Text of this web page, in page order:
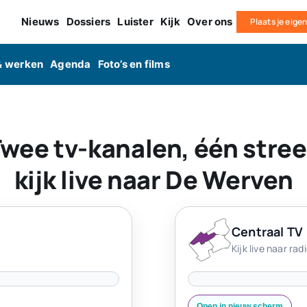
Nieuws Dossiers Luister Kijk Over ons Plaats je
werken Agenda Foto’s en films
tv-kanalen, één
kijk live naar De Werven
Centraal TV
Kijk live naar